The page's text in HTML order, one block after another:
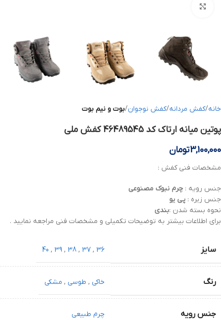
خانه کفش مردانه کفش نوجوان بوت و نیم بوت
پوتین میانه ارتاک کد 46489545 کفش ملی
3,100,000تومان
مشخصات فنی کفش :
جنس رویه : چرم نبوک مصنوعی
جنس زیره : پی یو
نحوه بسته شدن :بندی
برای اطلاعات بیشتر به توضیحات تکمیلی و مشخصات فنی مراجعه نمایید .
سایز 36
,
37
,
38
,
39
,
40
رنگ خاکی , طوسی , مشکی
جنس رویه چرم طبیعی